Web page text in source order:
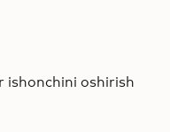
ishonchini oshirish